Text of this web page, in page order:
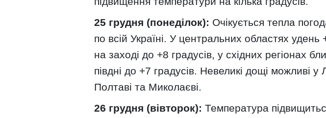
25 грудня (понеділок): Очікується тепла
по всій Україні. У центральних областях удень
на заході до +8 градусів, у східних регіонах
півдні до +7 градусів. Невеликі дощі можливі у
Полтаві та Миколаєві.
26 грудня (вівторок): Температура